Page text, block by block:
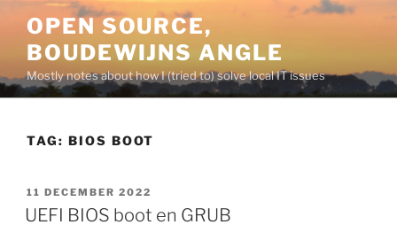
inhoud
OPEN SOURCE,
BOUDEWIJNS ANGLE
Mostly notes about how I (tried to) solve local IT issues
TAG: BIOS BOOT
GEPLAATST
OP
11 DECEMBER 2022
UEFI BIOS boot en GRUB